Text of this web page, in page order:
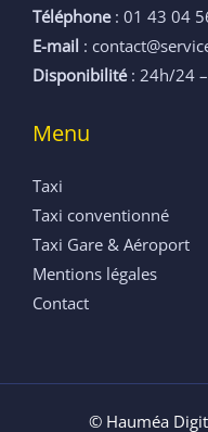
Téléphone: 01 43 04
E-mail :
Disponibilité: 24h/24
Menu
Taxi
Taxi conventionné
Taxi Gare & Aéroport
Mentions légales
Contact
© Hauméa